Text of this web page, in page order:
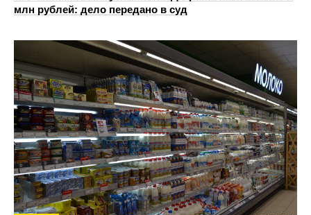
млн рублей: дело передано в суд